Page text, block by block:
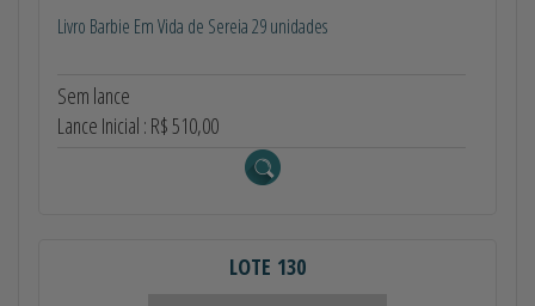
Livro Barbie Em Vida de Sereia 29 unidades
Sem lance
Lance Inicial : R$ 510,00
LOTE 130